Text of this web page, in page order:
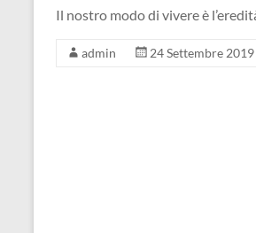
Il nostro modo di vivere è
admin 24 Settembre 2019